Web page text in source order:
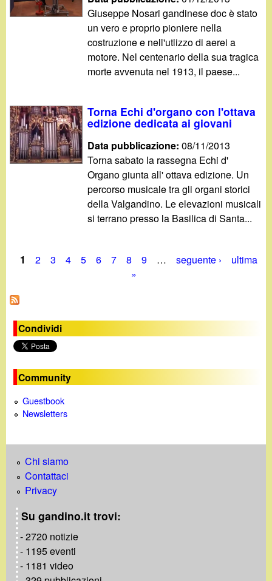
Giuseppe Nosari gandinese doc è stato
un vero e proprio pioniere nella
costruzione e nell'utlizzo di aerei a
motore. Nel centenario della sua tragica
morte avvenuta nel 1913, il paese...
Torna Echi d'organo con l'ottava
edizione dedicata ai giovani
Data pubblicazione:08/11/2013
Torna sabato la rassegna Echi d'
Organo giunta all' ottava edizione. Un
percorso musicale tra gli organi storici
della Valgandino. Le elevazioni musicali
si terrano presso la Basilica di Santa...
a
g
i
n
e
1 2 3 4 5 6 7 8 9 … seguente ›
ultima
»
Condividi
Community
Guestbook
Newsletters
Chi siamo
Contattaci
Privacy
Su gandino.it trovi:
- 2720 notizie
- 1195 eventi
- 1181 video